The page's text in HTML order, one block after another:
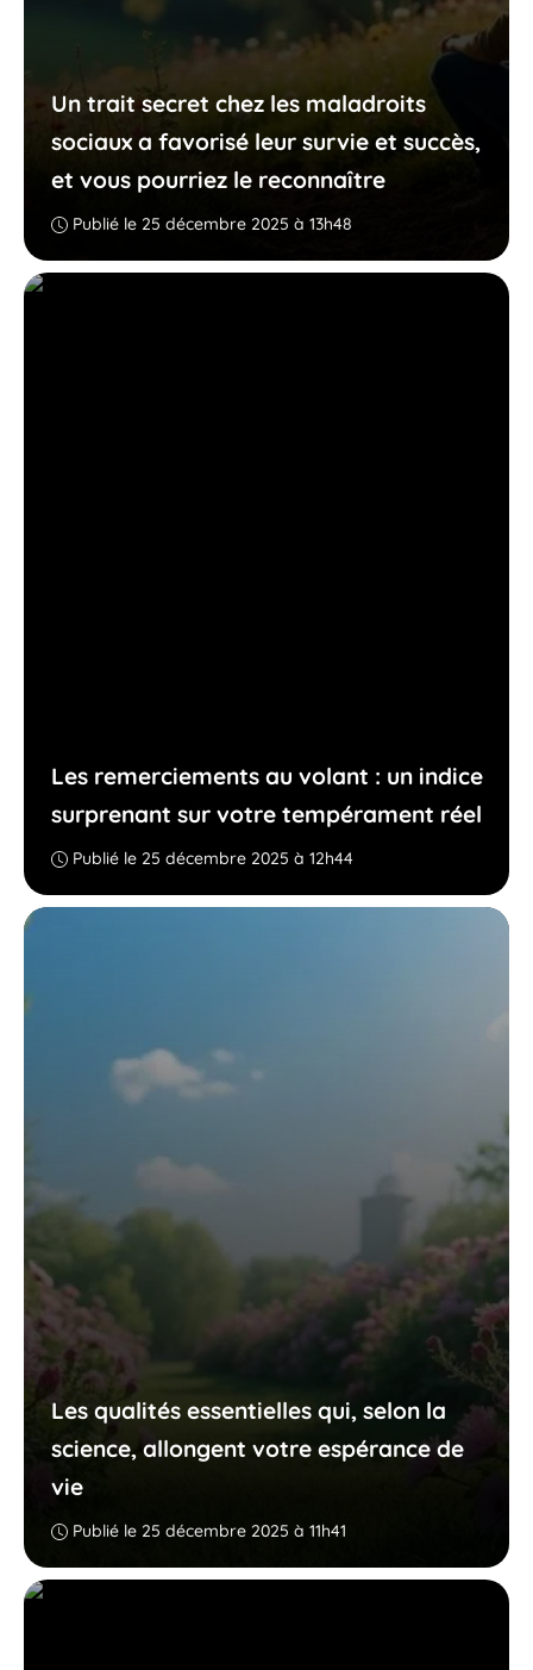
Un trait secret chez les maladroits
sociaux a favorisé leur survie et succès,
et vous pourriez le reconnaître
Publié le 25 décembre 2025 à 13h48
Les remerciements au volant : un indice
surprenant sur votre tempérament réel
Publié le 25 décembre 2025 à 12h44
Les qualités essentielles qui, selon la
science, allongent votre espérance de
vie
Publié le 25 décembre 2025 à 11h41